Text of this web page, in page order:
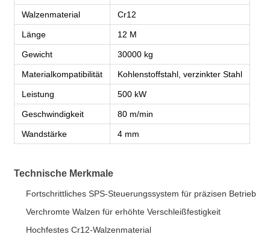
Walzenmaterial Cr12
Länge 12 M
Gewicht 30000 kg
Materialkompatibilität Kohlenstoffstahl, verzinkter Stahl
Leistung 500 kW
Geschwindigkeit 80 m/min
Wandstärke 4 mm
Technische Merkmale
Fortschrittliches SPS-Steuerungssystem für präzisen Betrieb
Verchromte Walzen für erhöhte Verschleißfestigkeit
Hochfestes Cr12-Walzenmaterial